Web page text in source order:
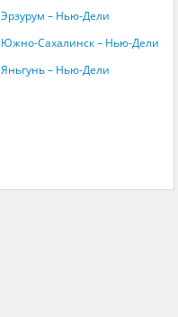
Эрзурум – Нью-Дели
Южно-Сахалинск – Нью-Дели
Яньгунь – Нью-Дели